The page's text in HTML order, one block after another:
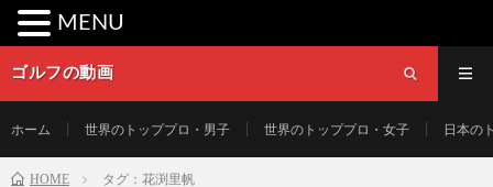
ゴルフの動画
ホーム 世界のトッププロ・男子 世界のトッププロ・女子 日本の
HOME タグ：花渕里帆
MENU